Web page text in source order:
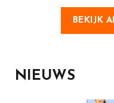
BEKIJK
NIEUWS